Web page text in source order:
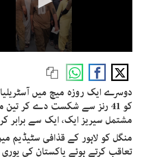
دوسرے ایک روزہ میچ میں
کو 41 رنز سے شکست دے کر تین
مشتمل سیریز ایک، ایک سے برابر